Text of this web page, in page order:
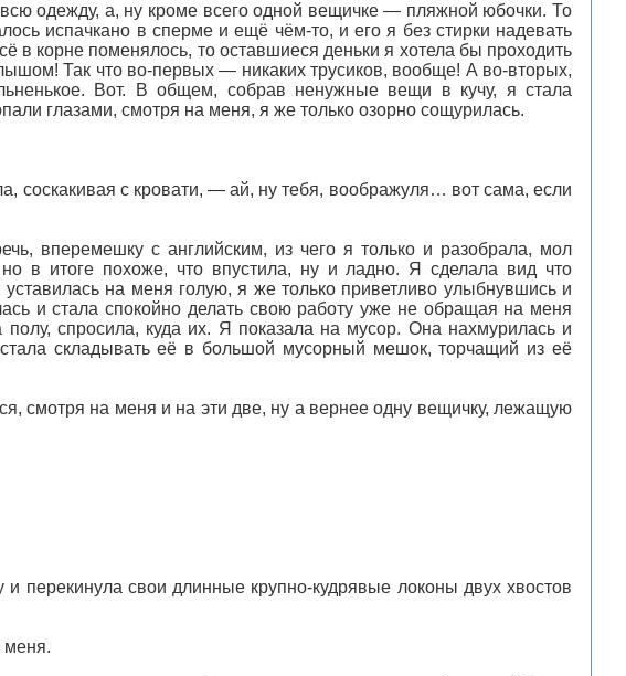
одежду, а, ну кроме всего одной вещичке — пляжной юбочки. То
испачкано в сперме и ещё чём-то, и его я без стирки надевать
в корне поменялось, то оставшиеся деньки я хотела бы проходить
Так что во-первых — никаких трусиков, вообще! А во-вторых,
Вот. В общем, собрав ненужные вещи в кучу, я стала
глазами, смотря на меня, я же только озорно сощурилась.
с кровати, — ай, ну тебя, воображуля… вот сама, если
вперемешку с английским, из чего я только и разобрала, мол
в итоге похоже, что впустила, ну и ладно. Я сделала вид что
на меня голую, я же только приветливо улыбнувшись и
и стала спокойно делать свою работу уже не обращая на меня
спросила, куда их. Я показала на мусор. Она нахмурилась и
складывать её в большой мусорный мешок, торчащий из её
смотря на меня и на эти две, ну а вернее одну вещичку, лежащую
перекинула свои длинные крупно-кудрявые локоны двух хвостов
меня.